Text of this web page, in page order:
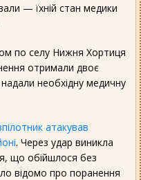
— їхній стан медики
по селу Нижня Хортиця
отримали двоє
надали необхідну медичну
атакував
. Через удар виникла
що обійшлося без
відомо про поранення